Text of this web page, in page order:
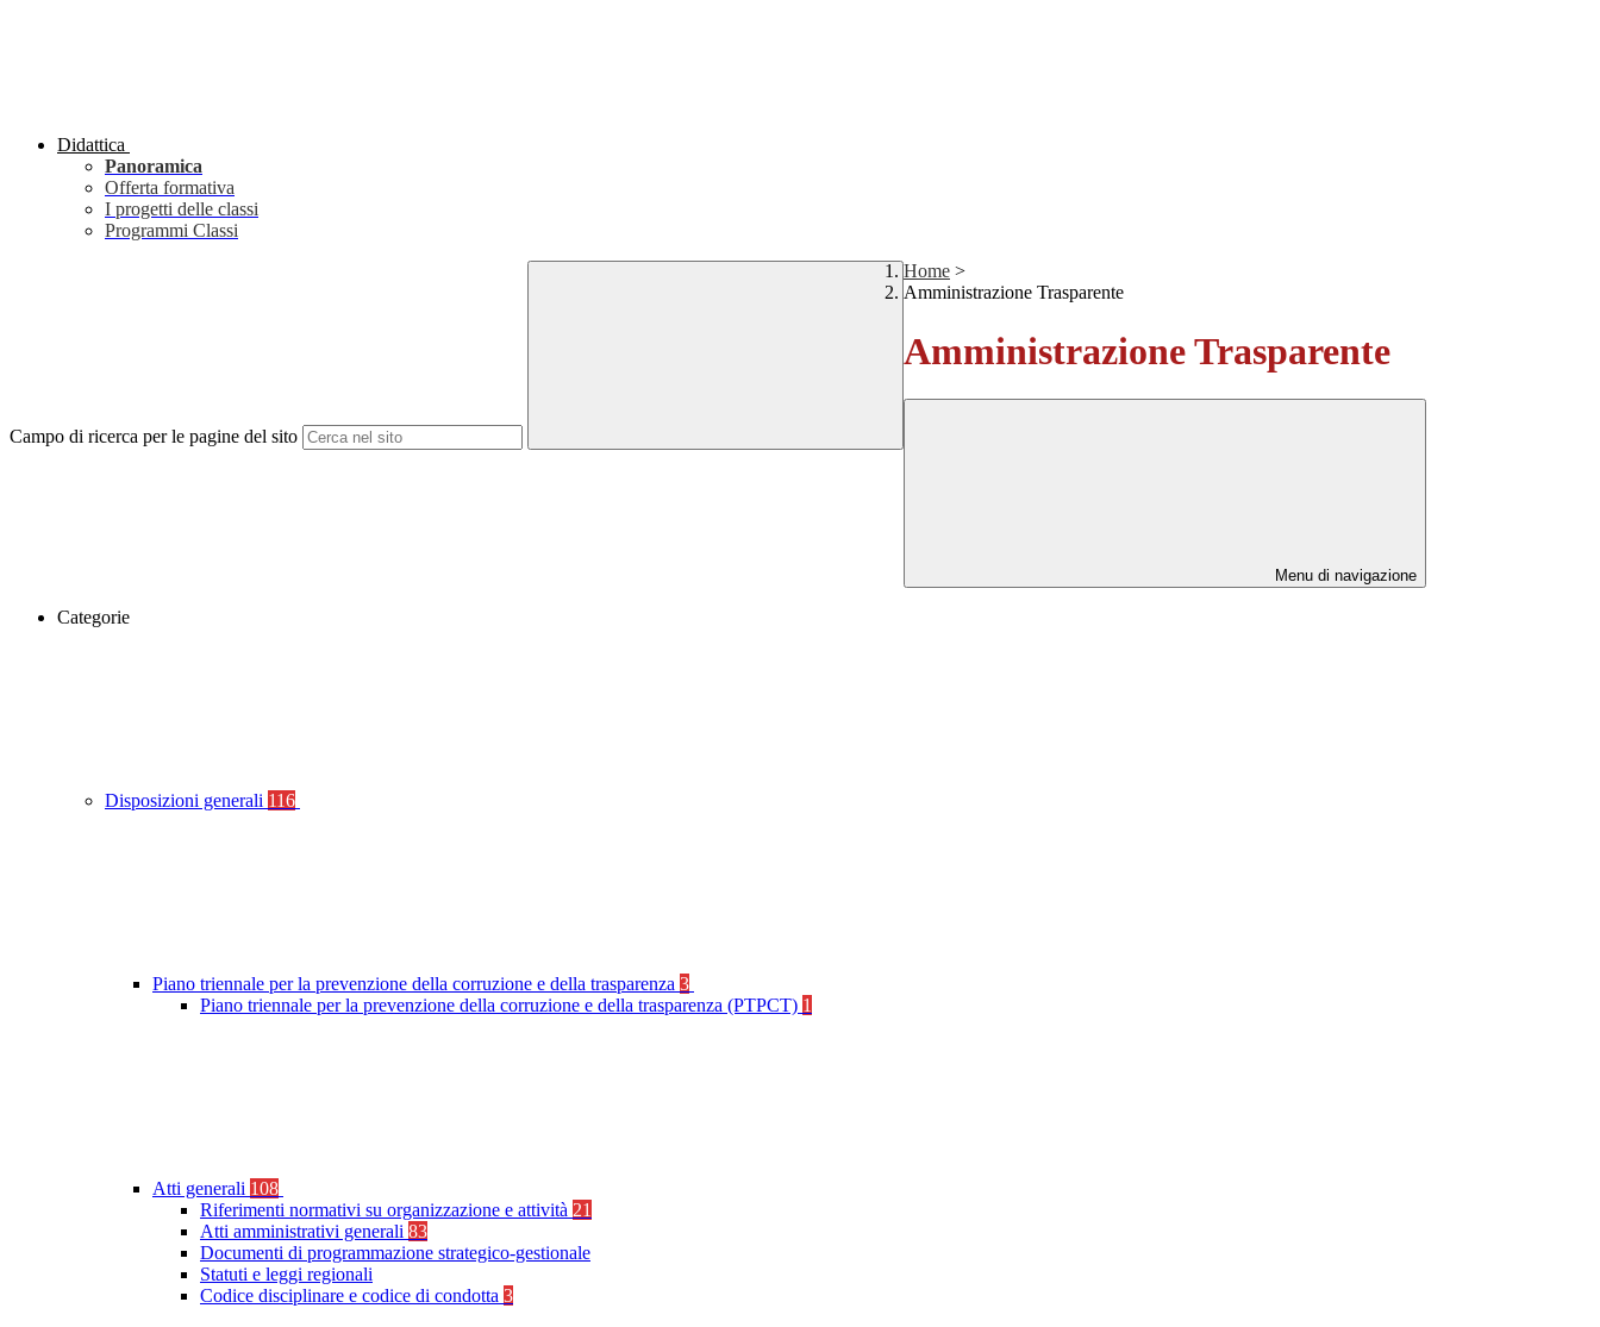
Didattica
Panoramica
Offerta formativa
I progetti delle classi
Programmi Classi
Campo di ricerca per le pagine del sito
Home >
Amministrazione Trasparente
Amministrazione Trasparente
Menu di navigazione
Categorie
Disposizioni generali 116
Piano triennale per la prevenzione della corruzione e della trasparenza 3
Piano triennale per la prevenzione della corruzione e della trasparenza (PTPCT) 1
Atti generali 108
Riferimenti normativi su organizzazione e attività 21
Atti amministrativi generali 83
Documenti di programmazione strategico-gestionale
Statuti e leggi regionali
Codice disciplinare e codice di condotta 3